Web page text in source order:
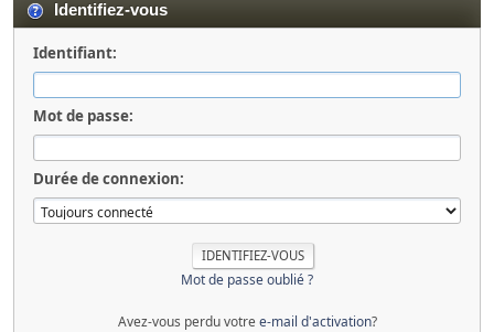
Identifiez-vous
Identifiant:
Mot de passe:
Durée de connexion:
Mot de passe oublié ?
Avez-vous perdu votre e-mail d'activation?